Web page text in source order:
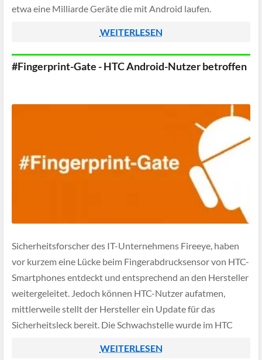
etwa eine Milliarde Geräte die mit Android laufen.
WEITERLESEN
#Fingerprint-Gate - HTC Android-Nutzer betroffen
Sicherheitsforscher des IT-Unternehmens Fireeye, haben
vor kurzem eine Lücke beim Fingerabdrucksensor von HTC-
Smartphones entdeckt und entsprechend an den Hersteller
weitergeleitet. Jedoch können HTC-Nutzer aufatmen,
mittlerweile stellt der Hersteller ein Update für das
Sicherheitsleck bereit. Die Schwachstelle wurde im HTC
schnellstmöglich den veröffentlichten Patch des Herstellers
WEITERLESEN